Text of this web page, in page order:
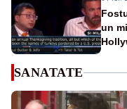
un
SANATATE